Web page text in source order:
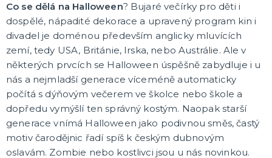
Co se dělá na Halloween? Bujaré večírky pro děti i
dospělé, nápadité dekorace a upravený program kin i
divadel je doménou především anglicky mluvících
zemí, tedy USA, Británie, Irska, nebo Austrálie. Ale v
některých prvcích se Halloween úspěšně zabydluje i u
nás a nejmladší generace víceméně automaticky
počítá s dýňovým večerem ve školce nebo škole a
dopředu vymýšlí ten správný kostým. Naopak starší
generace vnímá Halloween jako podivnou směs, častý
motiv čarodějnic řadí spíš k českým dubnovým
oslavám. Zombie nebo kostlivci jsou u nás novinkou.